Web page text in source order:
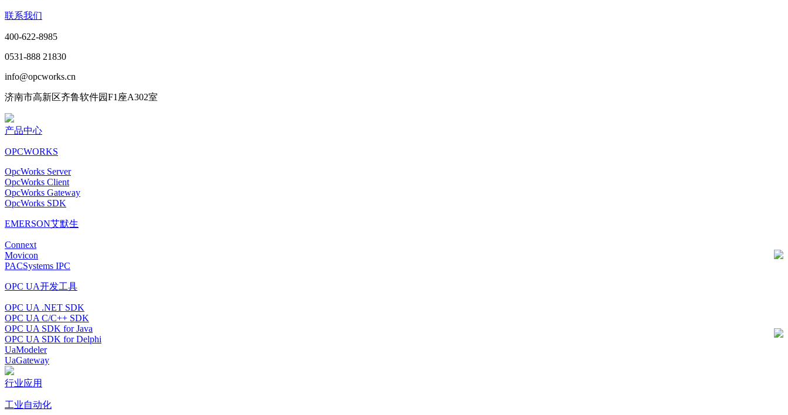
联系我们
400-622-8985
0531-888 21830
info@opcworks.cn
济南市高新区齐鲁软件园F1座A302室
产品中心
OPCWORKS
OpcWorks Server
OpcWorks Client
OpcWorks Gateway
OpcWorks SDK
EMERSON艾默生
Connext
Movicon
PACSystems IPC
OPC UA开发工具
OPC UA .NET SDK
OPC UA C/C++ SDK
OPC UA SDK for Java
OPC UA SDK for Delphi
UaModeler
UaGateway
行业应用
工业自动化